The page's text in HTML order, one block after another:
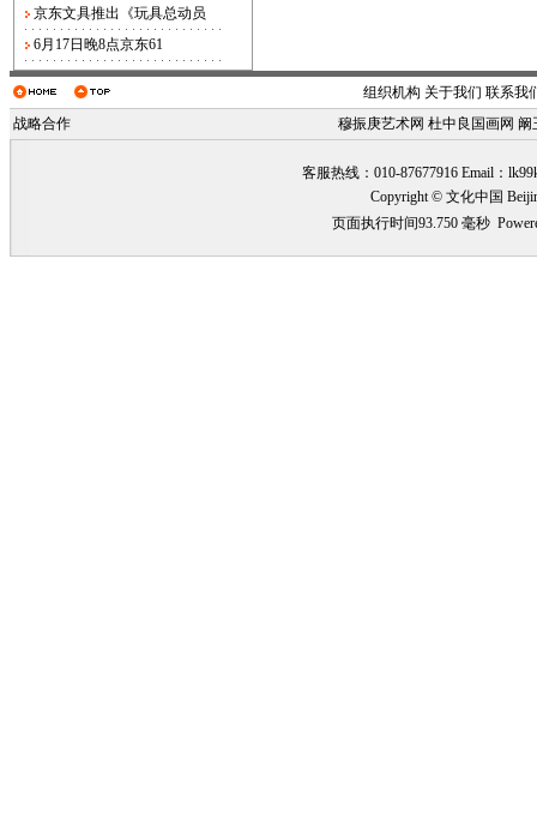
京东文具推出《玩具总动员
6月17日晚8点京东61
组织机构 关于我们 联系我
战略合作
穆振庚艺术网 杜中良国画网 阚
客服热线：010-87677916 Email：
Copyright © 文化中国
页面执行时间93.750 毫秒